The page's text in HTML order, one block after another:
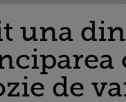
una
de